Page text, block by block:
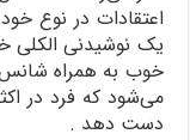
اعتقادات در نوع
یک نوشیدنی
خوب به همراه شانس
می‌شود که فرد در
دست دهد .